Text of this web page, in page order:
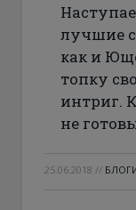
лучшие
как и
топку
интриг.
не
25.06.2018 //